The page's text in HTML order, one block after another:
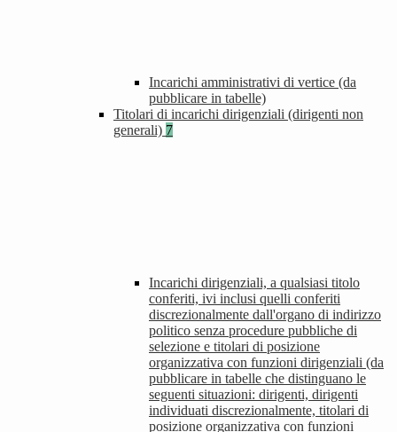
Incarichi amministrativi di vertice (da
pubblicare in tabelle)
Titolari di incarichi dirigenziali (dirigenti non
generali) 7
Incarichi dirigenziali, a qualsiasi titolo
conferiti, ivi inclusi quelli conferiti
discrezionalmente dall'organo di indirizzo
politico senza procedure pubbliche di
selezione e titolari di posizione
organizzativa con funzioni dirigenziali (da
pubblicare in tabelle che distinguano le
seguenti situazioni: dirigenti, dirigenti
individuati discrezionalmente, titolari di
posizione organizzativa con funzioni